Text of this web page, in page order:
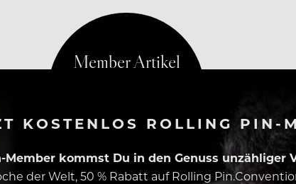
magisch an, hat er doch…
KOSTENLOS ROLLING PIN-
Member kommst Du in den Genuss unzähliger
der Welt, 50 % Rabatt auf Rolling